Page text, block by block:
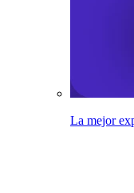
La mejor